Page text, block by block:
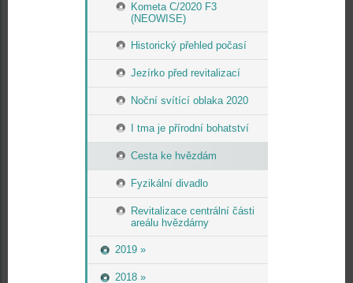
Kometa C/2020 F3
(NEOWISE)
Historický přehled počasí
Jezírko před revitalizací
Noční svítící oblaka 2020
I tma je přírodní bohatství
Cesta ke hvězdám
Fyzikální divadlo
Revitalizace centrální části
areálu hvězdárny
2019 »
2018 »